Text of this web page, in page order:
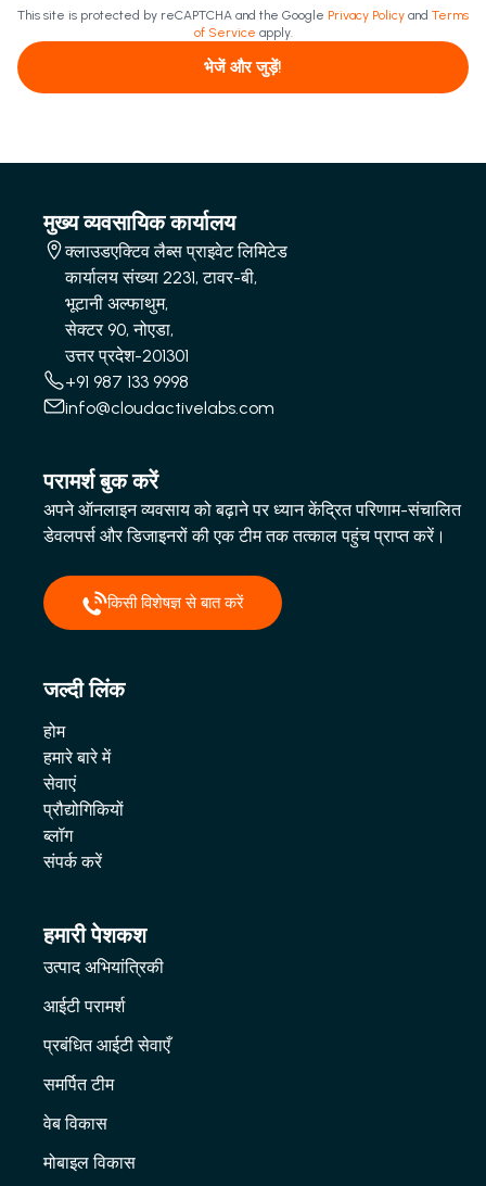
This site is protected by reCAPTCHA and the Google Privacy Policy and Terms
of Service apply.
भेजें और जुड़ें!
मुख्य व्यवसायिक कार्यालय
क्लाउडएक्टिव लैब्स प्राइवेट लिमिटेड
कार्यालय संख्या 2231, टावर-बी,
भूटानी अल्फाथुम,
सेक्टर 90, नोएडा,
उत्तर प्रदेश-201301
+91 987 133 9998
info@cloudactivelabs.com
परामर्श बुक करें
अपने ऑनलाइन व्यवसाय को बढ़ाने पर ध्यान केंद्रित परिणाम-संचालित
डेवलपर्स और डिजाइनरों की एक टीम तक तत्काल पहुंच प्राप्त करें।
किसी विशेषज्ञ से बात करें
जल्दी लिंक
होम
हमारे बारे में
सेवाएं
प्रौद्योगिकियों
ब्लॉग
संपर्क करें
हमारी पेशकश
उत्पाद अभियांत्रिकी
आईटी परामर्श
प्रबंधित आईटी सेवाएँ
समर्पित टीम
वेब विकास
मोबाइल विकास